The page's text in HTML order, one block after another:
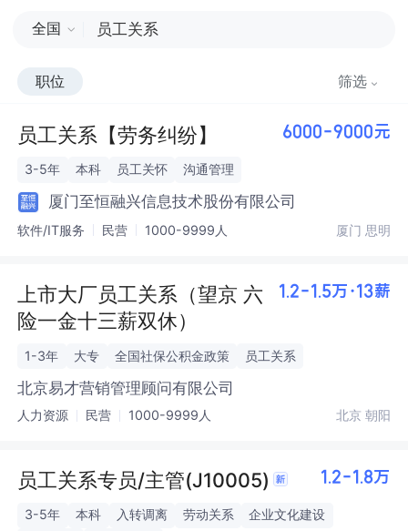
全国
职位 筛选
员工关系【劳务纠纷】 6000-9000元
3-5年 本科 员工关怀 沟通管理
厦门至恒融兴信息技术股份有限公司
软件/IT服务 民营 1000-9999人 厦门 思明
上市大厂员工关系（望京 六
险一金十三薪双休）
1.2-1.5万·13薪
1-3年 大专 全国社保公积金政策 员工关系
北京易才营销管理顾问有限公司
人力资源 民营 1000-9999人 北京 朝阳
员工关系专员/主管(J10005) 1.2-1.8万
3-5年 本科 入转调离 劳动关系
企业文化建设